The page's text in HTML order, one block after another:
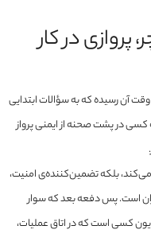
در کار
آن رسیده که به سؤالات ابتدایی
در پشت صحنه از ایمنی پرواز
بلکه تضمین‌کننده‌ی امنیت،
است. پس دفعه بعد که سوار
کسی است که در اتاق عملیات،